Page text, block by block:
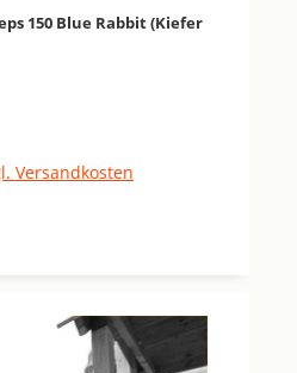
150 Blue Rabbit (Kiefer
Versandkosten